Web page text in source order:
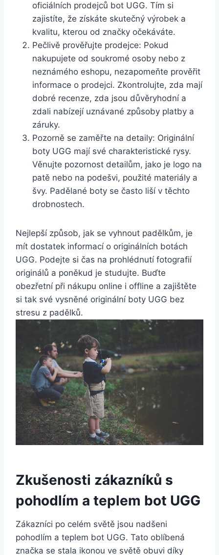
oficiálních prodejců bot UGG. ⁢Tím‌ si‌
zajistíte, že získáte skutečný⁤ výrobek a
kvalitu, kterou ⁣od značky‌ očekáváte.
Pečlivě prověřujte prodejce: Pokud
nakupujete od‍ soukromé​ osoby nebo⁤ z
neznámého eshopu, nezapomeňte prověřit
informace o prodejci. ⁢Zkontrolujte, zda mají⁣
dobré recenze, zda jsou důvěryhodní a
zdali⁣ nabízejí⁤ uznávané způsoby platby a
záruky.
Pozorně ⁤se zaměřte na detaily:​ Originální
boty UGG ​mají ‌své charakteristické rysy.
Věnujte⁤ pozornost detailům, ⁤jako je ⁣logo na
patě nebo na podešvi, použité ⁢materiály a⁤
švy.‍ Padělané boty se často ​liší v těchto
⁢drobnostech.
Nejlepší způsob, jak se vyhnout padělkům, je
mít dostatek informací o originálních botách‍
UGG. Podejte si čas na ⁣prohlédnutí fotografií
originálů a ⁢poněkud je studujte. Buďte‌
obezřetní‌ při nákupu‌ online i offline a zajištěte
si tak své vysněné originální⁣ boty UGG⁣ bez
stresu⁤ z⁣ padělků.
Zkušenosti ⁣zákazníků s
pohodlím a ⁤teplem bot UGG
Zákazníci po celém světě jsou nadšeni
pohodlím a teplem ⁢bot​ UGG. Tato oblíbená⁤
značka ⁣se stala ikonou ve ‌světě⁢ obuvi díky